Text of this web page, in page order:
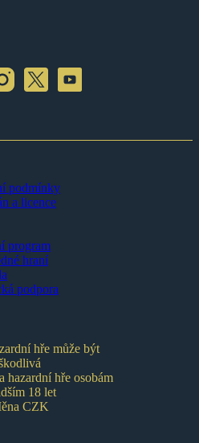
podmínky
a licence
program
hraní
podpora
hře může být
hazardní hře osobám
18 let
CZK